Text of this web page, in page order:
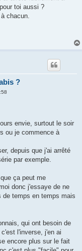
toi aussi ?
chacun.
?
envie, surtout le soir
ou je commence à
depuis que j'ai arrêté
par exemple.
ça peut me
donc j'essaye de ne
de temps en temps mais
qui ont besoin de
l'inverse, j'en ai
encore plus sur le fait